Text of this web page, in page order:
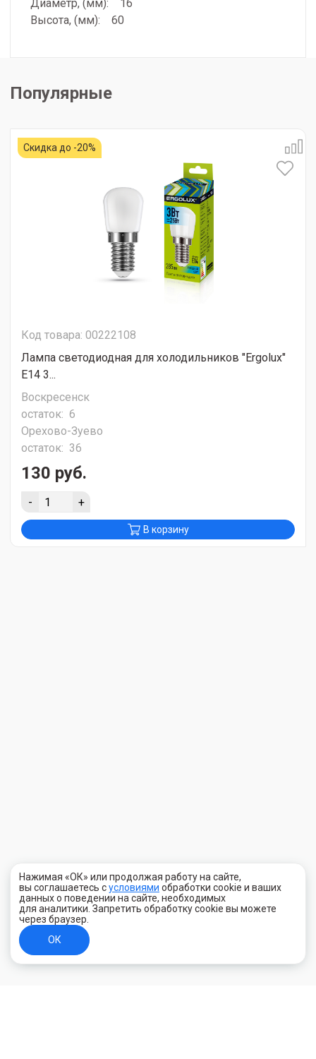
Диаметр, (мм): 16
Высота, (мм): 60
Популярные
Скидка до -20%
Код товара: 00222108
Лампа светодиодная для холодильников "Ergolux"
Е14 3...
Воскресенск
остаток: 6
Орехово-Зуево
остаток: 36
130 руб.
- +
В корзину
Нажимая «ОК» или продолжая работу на сайте,
вы соглашаетесь сусловиями обработки cookie и ваших
данных о поведении на сайте, необходимых
для аналитики. Запретить обработку cookie вы можете
через браузер.
ОК